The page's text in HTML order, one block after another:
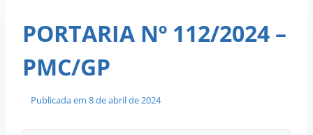
PORTARIA Nº 112/2024 –
PMC/GP
Publicada em 8 de abril de 2024